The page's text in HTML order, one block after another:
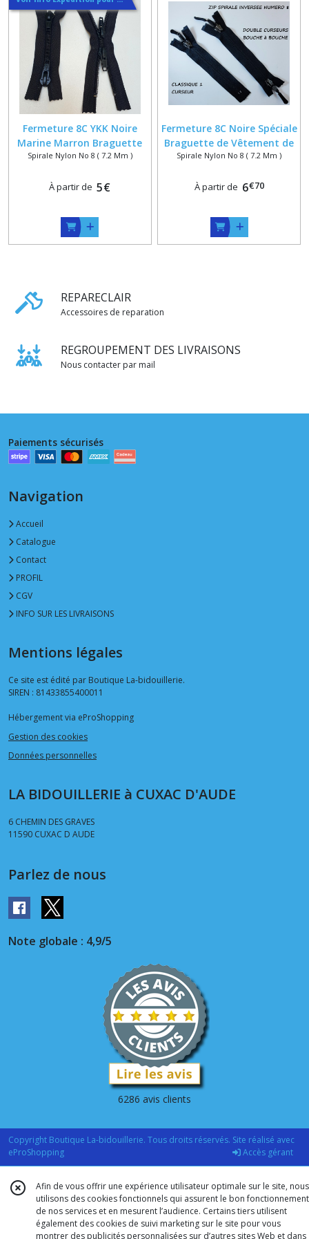
Fermeture 8C YKK Noire
Marine Marron Braguette
sur Mesure , 1 curseur ou 2
Spirale Nylon No 8 ( 7.2 Mm )
À partir de 5€
Fermeture 8C Noire Spéciale
Braguette de Vêtement de
Travail sur Mesure Jusqu'à
Spirale Nylon No 8 ( 7.2 Mm )
À partir de 6€70
REPARECLAIR
Accessoires de reparation
REGROUPEMENT DES LIVRAISONS
Nous contacter par mail
Paiements sécurisés
Navigation
Accueil
Catalogue
Contact
PROFIL
CGV
INFO SUR LES LIVRAISONS
Mentions légales
Ce site est édité par Boutique La-bidouillerie.
SIREN : 81433855400011
Hébergement via eProShopping
Gestion des cookies
Données personnelles
LA BIDOUILLERIE à CUXAC D'AUDE
6 CHEMIN DES GRAVES
11590 CUXAC D AUDE
Parlez de nous
Note globale : 4,9/5
6286 avis clients
Copyright Boutique La-bidouillerie. Tous droits réservés. Site réalisé avec
eProShopping
Accès gérant
Afin de vous offrir une expérience utilisateur optimale sur le site, nous
utilisons des cookies fonctionnels qui assurent le bon fonctionnement
de nos services et en mesurent l’audience. Certains tiers utilisent
également des cookies de suivi marketing sur le site pour vous
montrer des publicités personnalisées sur d’autres sites Web et dans